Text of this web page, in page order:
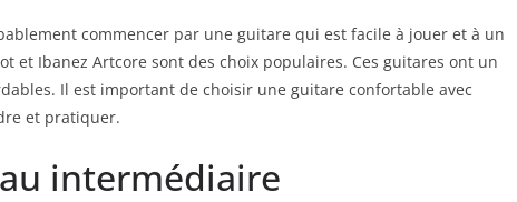
commencer⁣ par une guitare qui est‌ facile ‍à jouer et à un
et Ibanez Artcore sont des choix populaires. Ces guitares ont un
Il est important de choisir une‍ guitare confortable avec
et⁣ pratiquer.
intermédiaire